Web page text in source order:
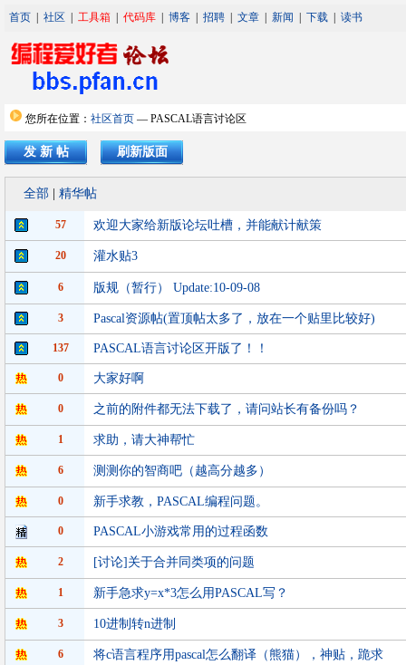
首页 社区 工具箱 代码库 博客 招聘 文章 新闻 下载 读书
您所在位置： 社区首页 — PASCAL语言讨论区
发 新 帖 刷新版面
全部 精华帖
57 欢迎大家给新版论坛吐槽，并能献计献策
20 灌水贴3
6 版规（暂行） Update:10-09-08
3 Pascal资源帖(置顶帖太多了，放在一个贴里比较好)
137 PASCAL语言讨论区开版了！！
0 大家好啊
0 之前的附件都无法下载了，请问站长有备份吗？
1 求助，请大神帮忙
6 测测你的智商吧（越高分越多）
0 新手求教，PASCAL编程问题。
0 PASCAL小游戏常用的过程函数
2 [讨论]关于合并同类项的问题
1 新手急求y=x*3怎么用PASCAL写？
3 10进制转n进制
6 将c语言程序用pascal怎么翻译（熊猫），神贴，跪求